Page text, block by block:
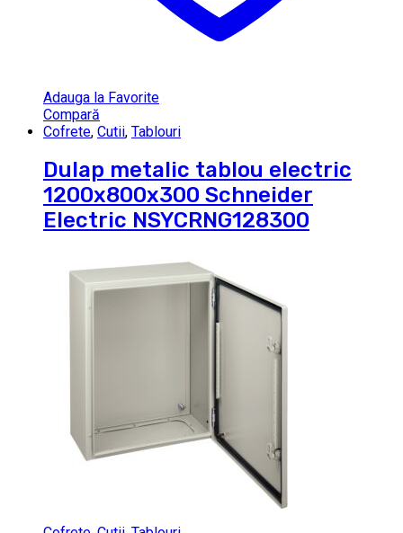
Adauga la Favorite
Compară
Cofrete, Cutii, Tablouri
Dulap metalic tablou electric
1200x800x300 Schneider
Electric NSYCRNG128300